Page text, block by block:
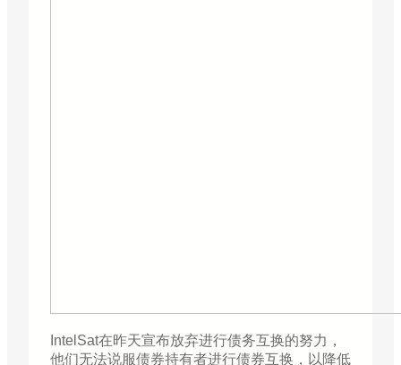
IntelSat在昨天宣布放弃进行债务互换的努力，
他们无法说服债券持有者进行债券互换，以降低